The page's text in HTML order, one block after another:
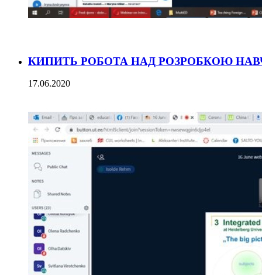
КИПИТЬ РОБОТА НАД РОЗРОБКОЮ
17.06.2020